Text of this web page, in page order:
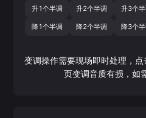
升1个半调 升2个半调 升3个
降1个半调 降2个半调 降3个
变调操作需要现场即时处理，
页变调音质有损，如